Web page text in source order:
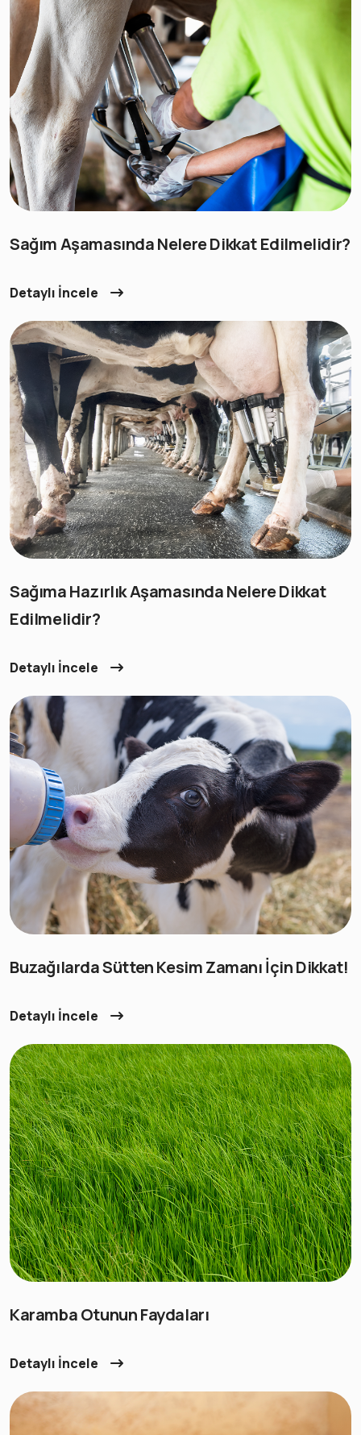
Sağım Aşamasında Nelere Dikkat Edilmelidir?
Detaylı İncele
Sağıma Hazırlık Aşamasında Nelere Dikkat
Edilmelidir?
Detaylı İncele
Buzağılarda Sütten Kesim Zamanı İçin Dikkat!
Detaylı İncele
Karamba Otunun Faydaları
Detaylı İncele